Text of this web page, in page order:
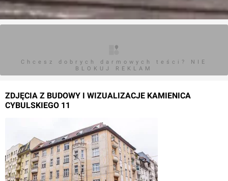
Chcesz dobrych darmowych teści? NIE
BLOKUJ REKLAM
ZDJĘCIA Z BUDOWY I WIZUALIZACJE KAMIENICA
CYBULSKIEGO 11